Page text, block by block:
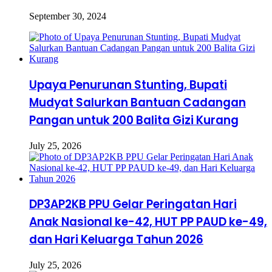
September 30, 2024
Upaya Penurunan Stunting, Bupati
Mudyat Salurkan Bantuan Cadangan
Pangan untuk 200 Balita Gizi Kurang
July 25, 2026
DP3AP2KB PPU Gelar Peringatan Hari
Anak Nasional ke-42, HUT PP PAUD ke-49,
dan Hari Keluarga Tahun 2026
July 25, 2026